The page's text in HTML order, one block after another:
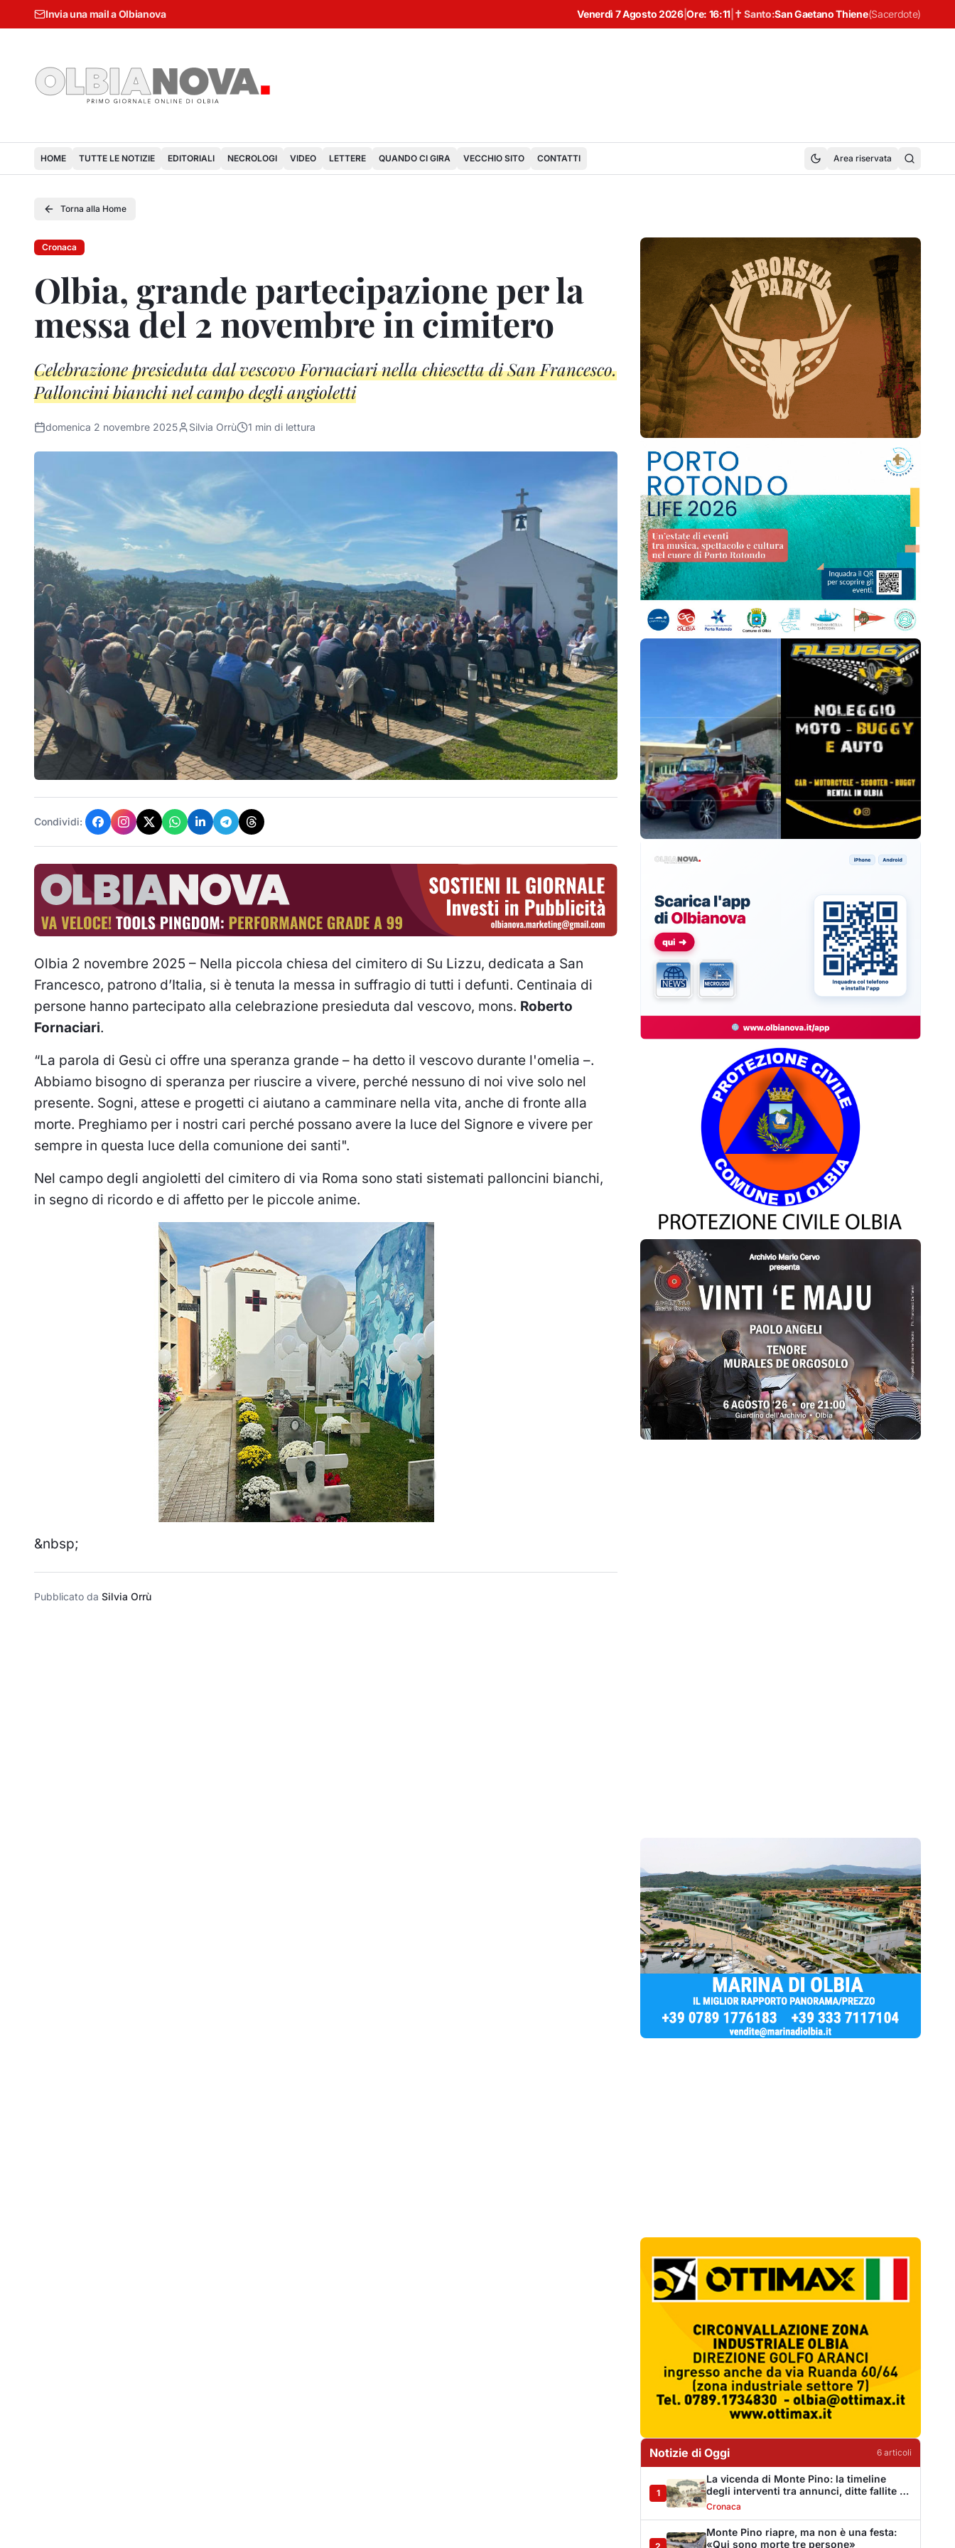
Invia una mail a Olbianova Venerdì 7 Agosto 2026|Ore: 16:11 ✝ Santo:San Gaetano Thiene(Sacerdote)
HOME TUTTE LE NOTIZIE EDITORIALI NECROLOGI VIDEO LETTERE QUANDO CI GIRA VECCHIO SITO CONTATTI Area riservata
Torna alla Home
Cronaca
Olbia, grande partecipazione per la
messa del 2 novembre in cimitero
Celebrazione presieduta dal vescovo Fornaciari nella chiesetta di San Francesco.
Palloncini bianchi nel campo degli angioletti
domenica 2 novembre 2025 Silvia Orrù 1 min di lettura
Condividi:
Olbia 2 novembre 2025 – Nella piccola chiesa del cimitero di Su Lizzu, dedicata a San
Francesco, patrono d’Italia, si è tenuta la messa in suffragio di tutti i defunti. Centinaia di
persone hanno partecipato alla celebrazione presieduta dal vescovo, mons. Roberto
Fornaciari.
“La parola di Gesù ci offre una speranza grande – ha detto il vescovo durante l'omelia –.
Abbiamo bisogno di speranza per riuscire a vivere, perché nessuno di noi vive solo nel
presente. Sogni, attese e progetti ci aiutano a camminare nella vita, anche di fronte alla
morte. Preghiamo per i nostri cari perché possano avere la luce del Signore e vivere per
sempre in questa luce della comunione dei santi".
Nel campo degli angioletti del cimitero di via Roma sono stati sistemati palloncini bianchi,
in segno di ricordo e di affetto per le piccole anime.
&nbsp;
Pubblicato da Silvia Orrù
Notizie di Oggi 6articoli
1
La vicenda di Monte Pino: la timeline
degli interventi tra annunci, ditte fallite e i
tanti stop
Cronaca
Monte Pino riapre, ma non è una festa:
«Qui sono morte tre persone»